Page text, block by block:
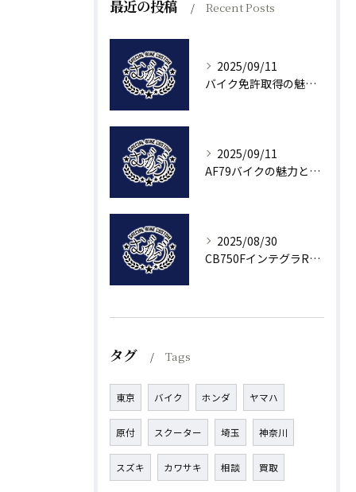
最近の投稿 Recent Posts
2025/09/11
バイク免許取得の魅力と方法
2025/09/11
AF79バイクの魅力とパーツ解剖
2025/08/30
CB750FインテグラRC04の魅力と評判
タグ Tags
東京 バイク ホンダ ヤマハ
原付 スクーター 埼玉 神奈川
スズキ カワサキ 相談 買取